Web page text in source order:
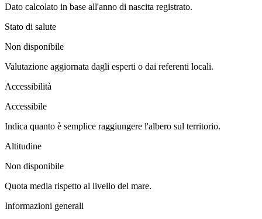
Dato calcolato in base all'anno di nascita registrato.
Stato di salute
Non disponibile
Valutazione aggiornata dagli esperti o dai referenti locali.
Accessibilità
Accessibile
Indica quanto è semplice raggiungere l'albero sul territorio.
Altitudine
Non disponibile
Quota media rispetto al livello del mare.
Informazioni generali